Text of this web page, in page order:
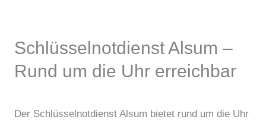
Schlüsselnotdienst Alsum –
Rund um die Uhr erreichbar
Der Schlüsselnotdienst Alsum bietet rund um die Uhr